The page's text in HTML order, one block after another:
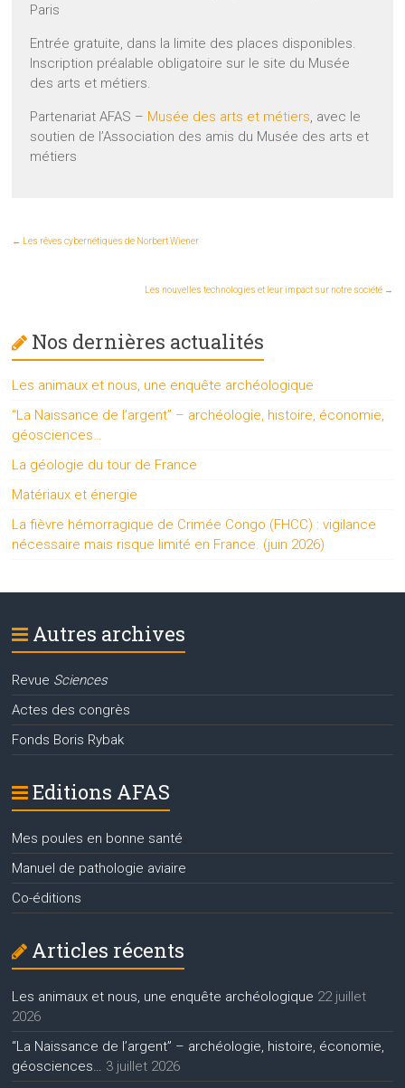
Paris
Entrée gratuite, dans la limite des places disponibles.
Inscription préalable obligatoire sur le site du Musée
des arts et métiers.
Partenariat AFAS – Musée des arts et métiers, avec le
soutien de l’Association des amis du Musée des arts et
métiers
← Les rêves cybernétiques de Norbert Wiener
Les nouvelles technologies et leur impact sur notre société →
Nos dernières actualités
Les animaux et nous, une enquête archéologique
“La Naissance de l’argent” – archéologie, histoire, économie,
géosciences…
La géologie du tour de France
Matériaux et énergie
La fièvre hémorragique de Crimée Congo (FHCC) : vigilance
nécessaire mais risque limité en France. (juin 2026)
Autres archives
Revue Sciences
Actes des congrès
Fonds Boris Rybak
Editions AFAS
Mes poules en bonne santé
Manuel de pathologie aviaire
Co-éditions
Articles récents
Les animaux et nous, une enquête archéologique 22 juillet
2026
“La Naissance de l’argent” – archéologie, histoire, économie,
géosciences… 3 juillet 2026